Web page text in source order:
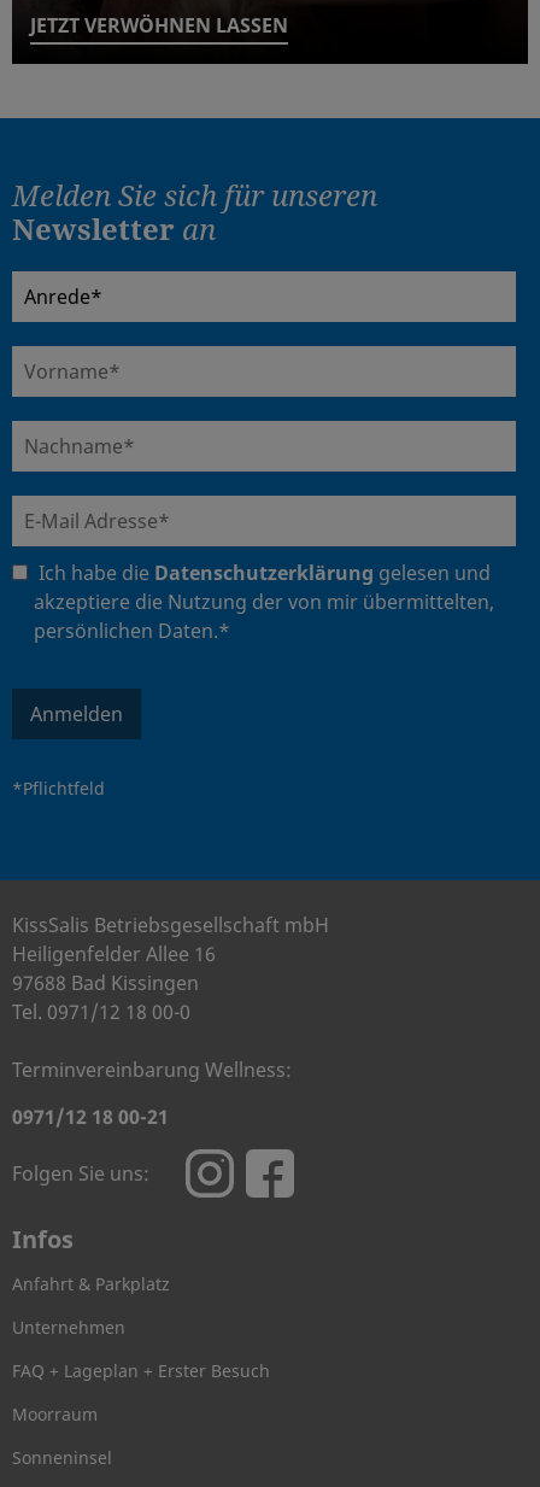
JETZT VERWÖHNEN LASSEN
Melden Sie sich fürunseren
Newsletter an
Ich habe die Datenschutzerklärung gelesen und
akzeptiere die Nutzung der von mir übermittelten,
persönlichen Daten.*
Anmelden
*Pflichtfeld
KissSalis Betriebsgesellschaft mbH
Heiligenfelder Allee 16
97688 Bad Kissingen
Tel. 0971/12 18 00-0
Terminvereinbarung Wellness:
0971/12 18 00-21
Folgen Sie uns:
Infos
Anfahrt & Parkplatz
Unternehmen
FAQ + Lageplan + Erster Besuch
Moorraum
Sonneninsel